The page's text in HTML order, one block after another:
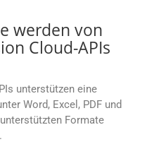
werden von
Cloud-APIs
unterstützen eine
Word, Excel, PDF und
Formate